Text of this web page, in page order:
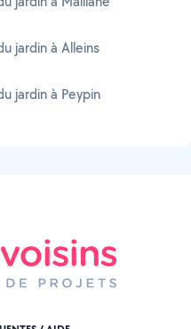
jardin à Alleins
jardin à Peypin